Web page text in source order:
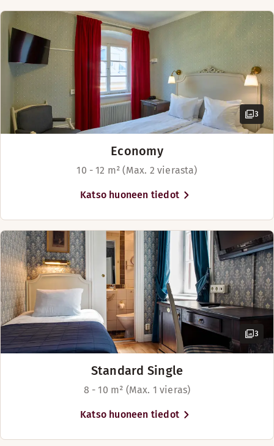
3
Economy
10 - 12 m² (Max. 2 vierasta)
Katso huoneen tiedot
3
Standard Single
8 - 10 m² (Max. 1 vieras)
Katso huoneen tiedot